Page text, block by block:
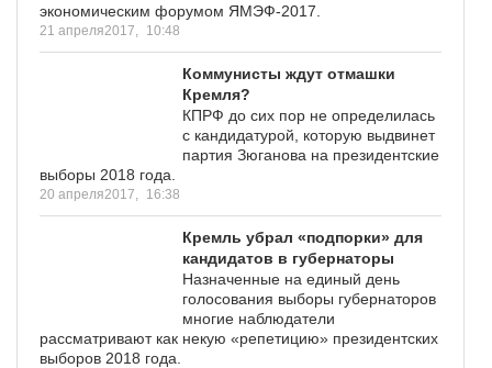
экономическим форумом ЯМЭФ-2017.
21 апреля2017, 10:48
Коммунисты ждут отмашки
Кремля?
КПРФ до сих пор не определилась
с кандидатурой, которую выдвинет
партия Зюганова на президентские
выборы 2018 года.
20 апреля2017, 16:38
Кремль убрал «подпорки» для
кандидатов в губернаторы
Назначенные на единый день
голосования выборы губернаторов
многие наблюдатели
рассматривают как некую «репетицию» президентских
выборов 2018 года.